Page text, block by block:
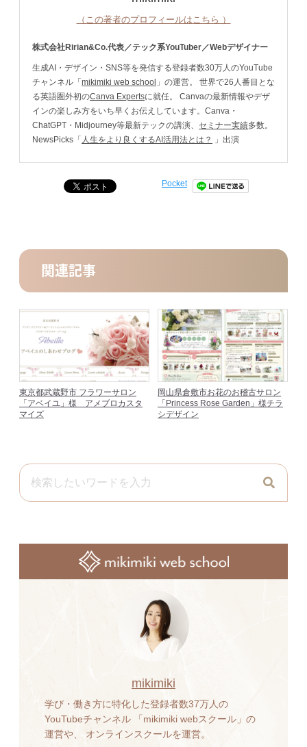
（この著者のプロフィールはこちら ）
株式会社Ririan&Co.代表／テック系YouTuber／Webデザイナー
生成AI・デザイン・SNS等を発信する登録者数30万人のYouTube
チャンネル「mikimiki web school 」の運営。 世界で26人番目とな
る英語圏外初のCanva Expertsに就任。 Canvaの最新情報やデザ
インの楽しみ方をいち早くお伝えしています。Canva・
ChatGPT・Midjourney等最新テックの講演、 セミナー実績多数。
NewsPicks「 人生をより良くするAI活用法とは？ 」出演
Pocket
関連記事
東京都武蔵野市 フラワーサロン
「アベイユ」様 アメブロカスタ
マイズ
岡山県倉敷市お花のお稽古サロン
「Princess Rose Garden」様チラ
シデザイン
mikimiki
学び・働き方に特化した登録者数37万人の
YouTubeチャンネル 「mikimiki webスクール」の
運営や、 オンラインスクールを運営。